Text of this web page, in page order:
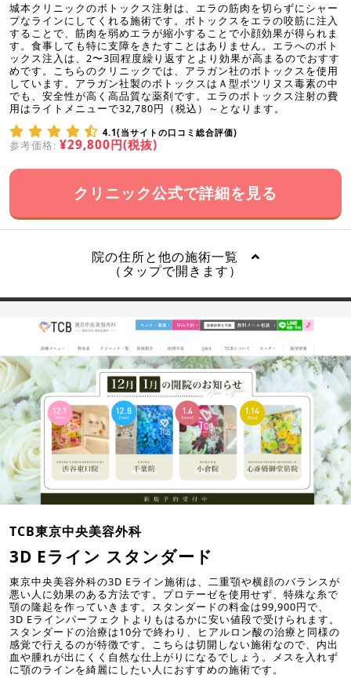
城本クリニックのボトックス注射は、エラの筋肉を切らずにシャー
プなラインにしてくれる施術です。ボトックスをエラの咬筋に注入
することで、筋肉を弱めエラが縮小することで小顔効果が得られま
す。食事しても特に支障をきたすことはありません。エラへのボト
ックス注入は、2〜3回程度繰り返すとより効果が高まるのでおすす
めです。こちらのクリニックでは、アラガン社のボトックスを使用
しています。アラガン社製のボトックスはＡ型ボツリヌス毒素の中
でも、安全性が高く高品質な薬剤です。エラのボトックス注射の費
用はライトメニューで32,780円（税込）～となります。
4.1(当サイトの口コミ総合評価)
参考価格: ¥29,800円(税抜)
クリニック公式で詳細を見る
院の住所と他の施術一覧
（タップで開きます）
TCB東京中央美容外科
3D Eライン スタンダード
東京中央美容外科の3D Eライン施術は、二重顎や横顔のバランスが
悪い人に効果のある方法です。プロテーゼを使用せず、特殊な糸で
顎の隆起を作っていきます。スタンダードの料金は99,900円で、
3D Eラインパーフェクトよりもはるかに安い値段で受けられます。
スタンダードの治療は10分で終わり、ヒアルロン酸の治療と同様の
感覚で行えるのが特徴です。こちらは切開しない施術なので、内出
血や腫れが出にくく自然な仕上がりになるでしょう。メスを入れず
に顎のラインを綺麗にしたい人におすすめの施術です。